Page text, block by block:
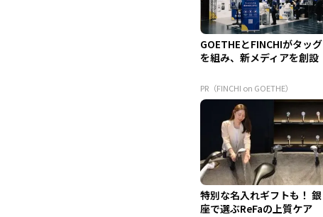
GOETHEとFINCHIがタッグ
を組み、新メディアを創設
PR（FINCHI on GOETHE）
特別な名入れギフトも！ 銀
座で選ぶReFaの上質ケア